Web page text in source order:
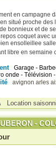
en campagne
situé proche des
bonnieux et de
coquet avec
ensolleillee
libre en semaine
Garage -
onde - Télévision
avignon arles
Location
-